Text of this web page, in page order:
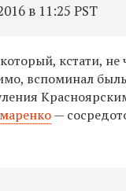
в 11:25 PST
кстати, не
вспоминал
—